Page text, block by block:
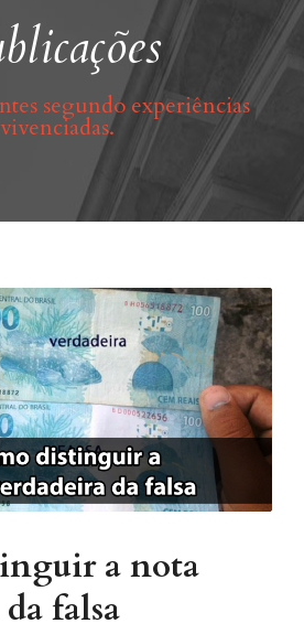
segundo experiências
vivenciadas.
a nota
falsa